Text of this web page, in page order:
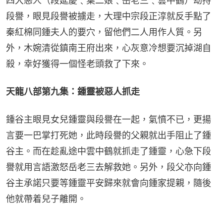
段譽，眼見段譽被擄走，大理中宗段正淳就反手點了
秦紅棉同鍾夫人的要穴，留他們二人用作人質。另
外，木婉清從鎮南王府出來，心灰意冷想要沉掉湖自
殺，幸好獲得一個怪老頭救了下來。
天龍八部第九集：鍾靈被惡人抓走
鍾谷主眼見女兒鍾靈與段譽在一起，氣憤不已，更揚
言要一巴掌打死她，此時段譽的父親就出手阻止了鍾
谷主。而在趁亂途中雲中鶴就抓走了鍾靈，心急下段
譽就用言語激怒岳老三去解救她。另外，段父亦向鍾
谷主承諾只要等鍾靈平安歸來就會向鍾家提親，隨後
他就帶着兒子離開。